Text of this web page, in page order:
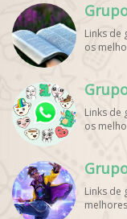
Links de
os
Links de
os
Links de